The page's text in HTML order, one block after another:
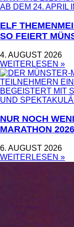
ELF
O FEIERT
4. AUGUST 2026
WEITERLESEN »
NUR NOCH
MARATHON
6. AUGUST 2026
WEITERLESEN »